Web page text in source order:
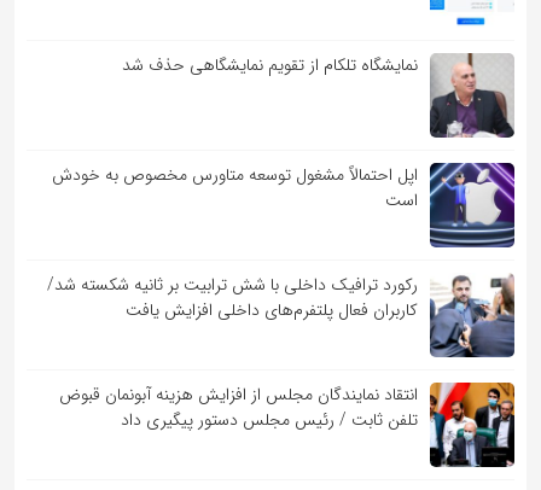
نمایشگاه تلکام از تقویم نمایشگاهی حذف شد
اپل احتمالاً مشغول توسعه متاورس مخصوص به خودش
است
رکورد ترافیک داخلی با شش ترابیت بر ثانیه شکسته شد/
کاربران فعال پلتفرم‌های داخلی افزایش یافت
انتقاد نمایندگان مجلس از افزایش هزینه آبونمان قبوض
تلفن ثابت / رئیس مجلس دستور پیگیری داد